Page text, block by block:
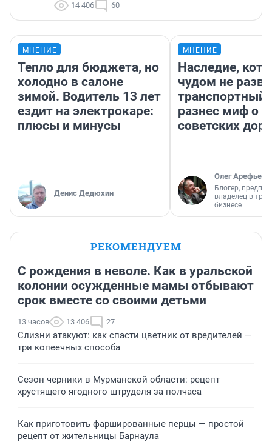
14 406 60
МНЕНИЕ
Тепло для бюджета, но
холодно в салоне
зимой. Водитель 13 лет
ездит на электрокаре:
плюсы и минусы
Денис Дедюхин
МНЕНИЕ
Наследие,
чудом не
транспортный
разнес миф о
советских
Олег Арефьев
Блогер,
владелец в
бизнесе
РЕКОМЕНДУЕМ
С рождения в неволе. Как в уральской
колонии осужденные мамы отбывают
срок вместе со своими детьми
13 часов 13 406 27
Слизни атакуют: как спасти цветник от вредителей —
три копеечных способа
Сезон черники в Мурманской области: рецепт
хрустящего ягодного штруделя за полчаса
Как приготовить фаршированные перцы — простой
рецепт от жительницы Барнаула